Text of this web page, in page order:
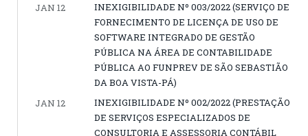
JAN 12
INEXIGIBILIDADE Nº 003/2022 (SERVIÇO DE
FORNECIMENTO DE LICENÇA DE USO DE
SOFTWARE INTEGRADO DE GESTÃO
PÚBLICA NA ÁREA DE CONTABILIDADE
PÚBLICA AO FUNPREV DE SÃO SEBASTIÃO
DA BOA VISTA-PÁ)
JAN 12
INEXIGIBILIDADE Nº 002/2022 (PRESTAÇÃO
DE SERVIÇOS ESPECIALIZADOS DE
CONSULTORIA E ASSESSORIA CONTÁBIL